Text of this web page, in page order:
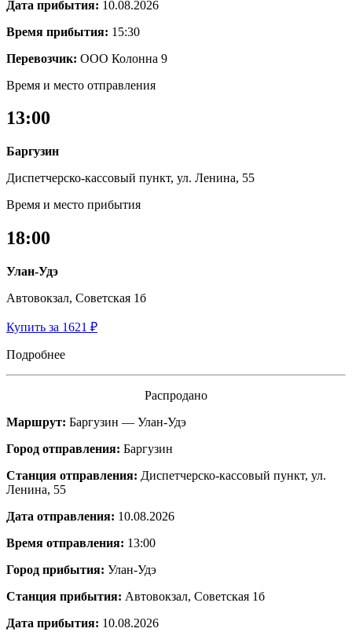
Дата прибытия: 10.08.2026
Время прибытия: 15:30
Перевозчик: ООО Колонна 9
Время и место отправления
13:00
Баргузин
Диспетчерско-кассовый пункт, ул. Ленина, 55
Время и место прибытия
18:00
Улан-Удэ
Автовокзал, Советская 1б
Купить за 1621 ₽
Подробнее
Распродано
Маршрут: Баргузин — Улан-Удэ
Город отправления: Баргузин
Станция отправления: Диспетчерско-кассовый пункт, ул.
Ленина, 55
Дата отправления: 10.08.2026
Время отправления: 13:00
Город прибытия: Улан-Удэ
Станция прибытия: Автовокзал, Советская 1б
Дата прибытия: 10.08.2026